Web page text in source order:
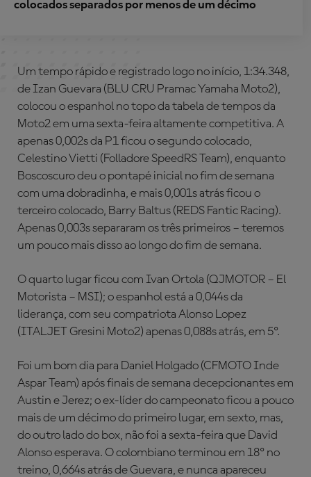
colocados separados por menos de um décimo
Um tempo rápido e registrado logo no início, 1:34.348,
de Izan Guevara (BLU CRU Pramac Yamaha Moto2),
colocou o espanhol no topo da tabela de tempos da
Moto2 em uma sexta-feira altamente competitiva. A
apenas 0,002s da P1 ficou o segundo colocado,
Celestino Vietti (Folladore SpeedRS Team), enquanto
Boscoscuro deu o pontapé inicial no fim de semana
com uma dobradinha, e mais 0,001s atrás ficou o
terceiro colocado, Barry Baltus (REDS Fantic Racing).
Apenas 0,003s separaram os três primeiros – teremos
um pouco mais disso ao longo do fim de semana.
O quarto lugar ficou com Ivan Ortola (QJMOTOR – El
Motorista – MSI); o espanhol está a 0,044s da
liderança, com seu compatriota Alonso Lopez
(ITALJET Gresini Moto2) apenas 0,088s atrás, em 5º.
Foi um bom dia para Daniel Holgado (CFMOTO Inde
Aspar Team) após finais de semana decepcionantes em
Austin e Jerez; o ex-líder do campeonato ficou a pouco
mais de um décimo do primeiro lugar, em sexto, mas,
do outro lado do box, não foi a sexta-feira que David
Alonso esperava. O colombiano terminou em 18º no
treino, 0,664s atrás de Guevara, e nunca apareceu